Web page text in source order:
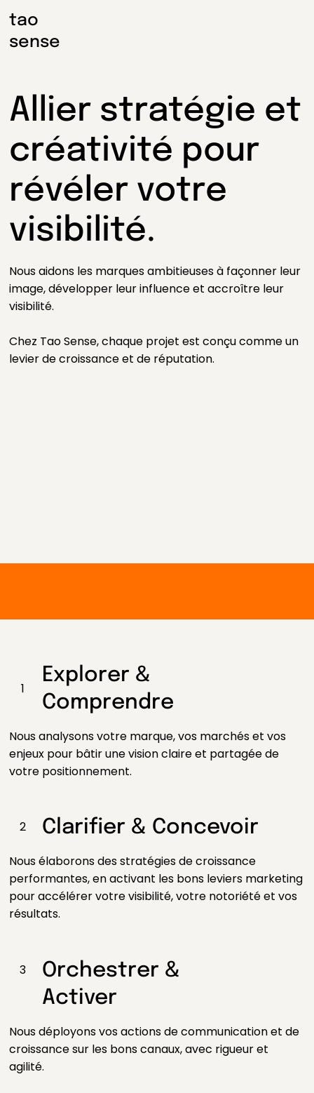
tao
sense
Allier stratégie et
créativité pour
révéler votre
visibilité.
Nous aidons les marques ambitieuses à façonner leur
image, développer leur influence et accroître leur
visibilité.
Chez Tao Sense, chaque projet est conçu comme un
levier de croissance et de réputation.
1
Explorer &
Comprendre
Nous analysons votre marque, vos marchés et vos
enjeux pour bâtir une vision claire et partagée de
votre positionnement.
2 Clarifier & Concevoir
Nous élaborons des stratégies de croissance
performantes, en activant les bons leviers marketing
pour accélérer votre visibilité, votre notoriété et vos
résultats.
3
Orchestrer &
Activer
Nous déployons vos actions de communication et de
croissance sur les bons canaux, avec rigueur et
agilité.